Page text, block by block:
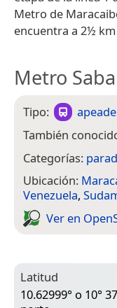
Metro de
encuentra a 2½
Metro
Tipo:
También
Categorías:
Ubicación:
Venezuela,
Ver en
Latitud
10.62999° o 10°